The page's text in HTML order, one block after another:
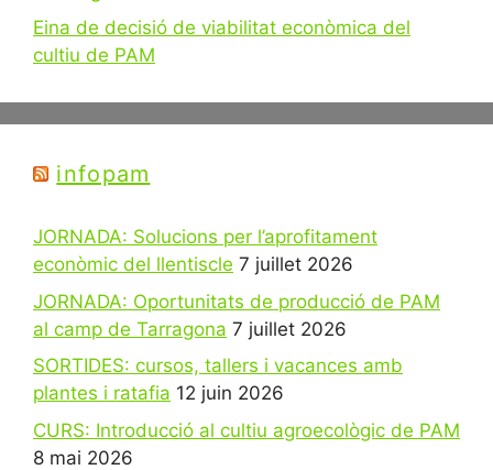
Eina de decisió de viabilitat econòmica del
cultiu de PAM
infopam
JORNADA: Solucions per l’aprofitament
econòmic del llentiscle 7 juillet 2026
JORNADA: Oportunitats de producció de PAM
al camp de Tarragona 7 juillet 2026
SORTIDES: cursos, tallers i vacances amb
plantes i ratafia 12 juin 2026
CURS: Introducció al cultiu agroecològic de PAM
8 mai 2026